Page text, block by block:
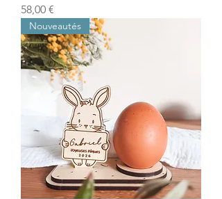
Prix
58,00 €
Nouveautés